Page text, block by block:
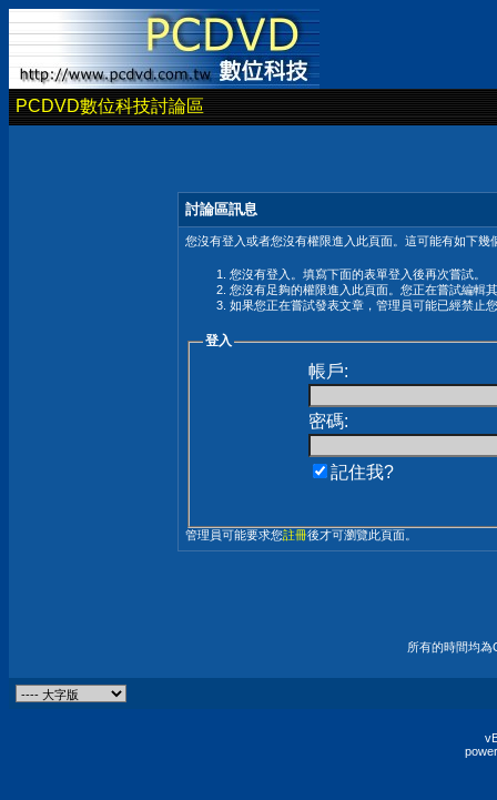
PCDVD數位科技討論區
討論區訊息
您沒有登入或者您沒有權限進入此頁面。這可能有如下幾
您沒有登入。填寫下面的表單登入後再次嘗試。
您沒有足夠的權限進入此頁面。您正在嘗試編輯
如果您正在嘗試發表文章，管理員可能已經禁止
登入
帳戶:
密碼:
記住我?
管理員可能要求您註冊後才可瀏覽此頁面。
所有的時間均為